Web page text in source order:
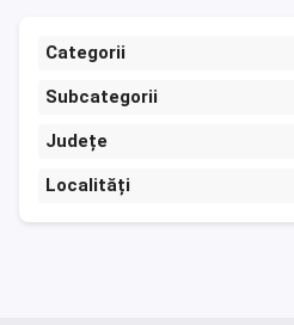
Categorii
Subcategorii
Județe
Localități